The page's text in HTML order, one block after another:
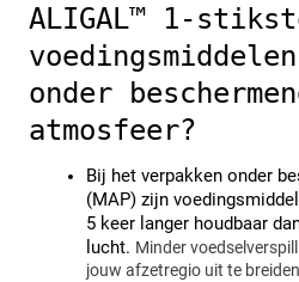
ALIGAL™ 1-
onder
atmosfeer?
Bij het verpakken onder
(MAP) zijn
5 keer langer houdbaar
lucht. Minder
jouw afzetregio uit te